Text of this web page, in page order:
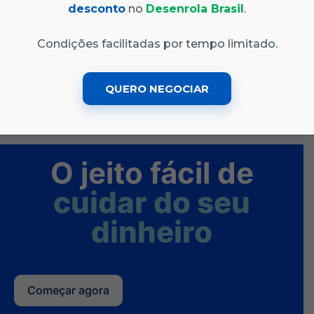
diversas marcas.
Saiba mais
O jeito fácil de
cuidar do seu
dinheiro
Começar agora
desconto no Desenrola Brasil.
Condições facilitadas por tempo limitado.
QUERO NEGOCIAR